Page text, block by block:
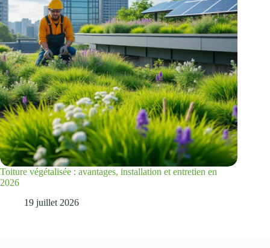
Toiture végétalisée : avantages, installation et entretien en
2026
19 juillet 2026